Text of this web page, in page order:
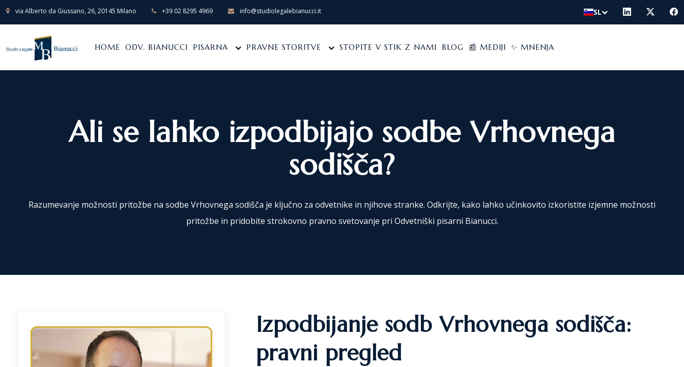
SL
via Alberto da Giussano, 26, 20145 Milano +39 02 8295 4969 info@studiolegalebianucci.it
HOME ODV. BIANUCCI PISARNA PRAVNE STORITVE STOPITE V STIK Z NAMI BLOG 📰 MEDIJI ✨ MNENJA
Ali se lahko izpodbijajo sodbe Vrhovnega
sodišča?
Razumevanje možnosti pritožbe na sodbe Vrhovnega sodišča je ključno za odvetnike in njihove stranke. Odkrijte, kako lahko učinkovito izkoristite izjemne možnosti
pritožbe in pridobite strokovno pravno svetovanje pri Odvetniški pisarni Bianucci.
Izpodbijanje sodb Vrhovnega sodišča:
pravni pregled